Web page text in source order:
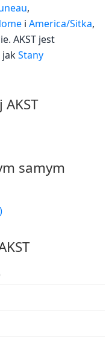
,
i America/Sitka,
AKST jest
jakStany
samym